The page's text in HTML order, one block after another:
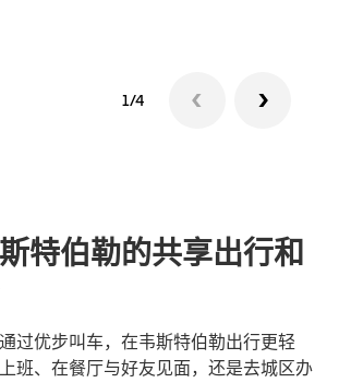
1/4
特伯勒的共享出行和
过优步叫车，在韦斯特伯勒出行更轻
班、在餐厅与好友见面，还是去城区办